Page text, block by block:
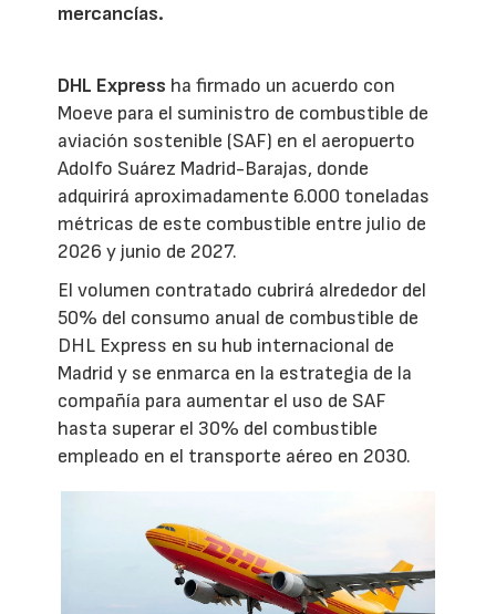
mercancías.
DHL Express ha firmado un acuerdo con
Moeve para el suministro de combustible de
aviación sostenible (SAF) en el aeropuerto
Adolfo Suárez Madrid-Barajas, donde
adquirirá aproximadamente 6.000 toneladas
métricas de este combustible entre julio de
2026 y junio de 2027.
El volumen contratado cubrirá alrededor del
50% del consumo anual de combustible de
DHL Express en su hub internacional de
Madrid y se enmarca en la estrategia de la
compañía para aumentar el uso de SAF
hasta superar el 30% del combustible
empleado en el transporte aéreo en 2030.